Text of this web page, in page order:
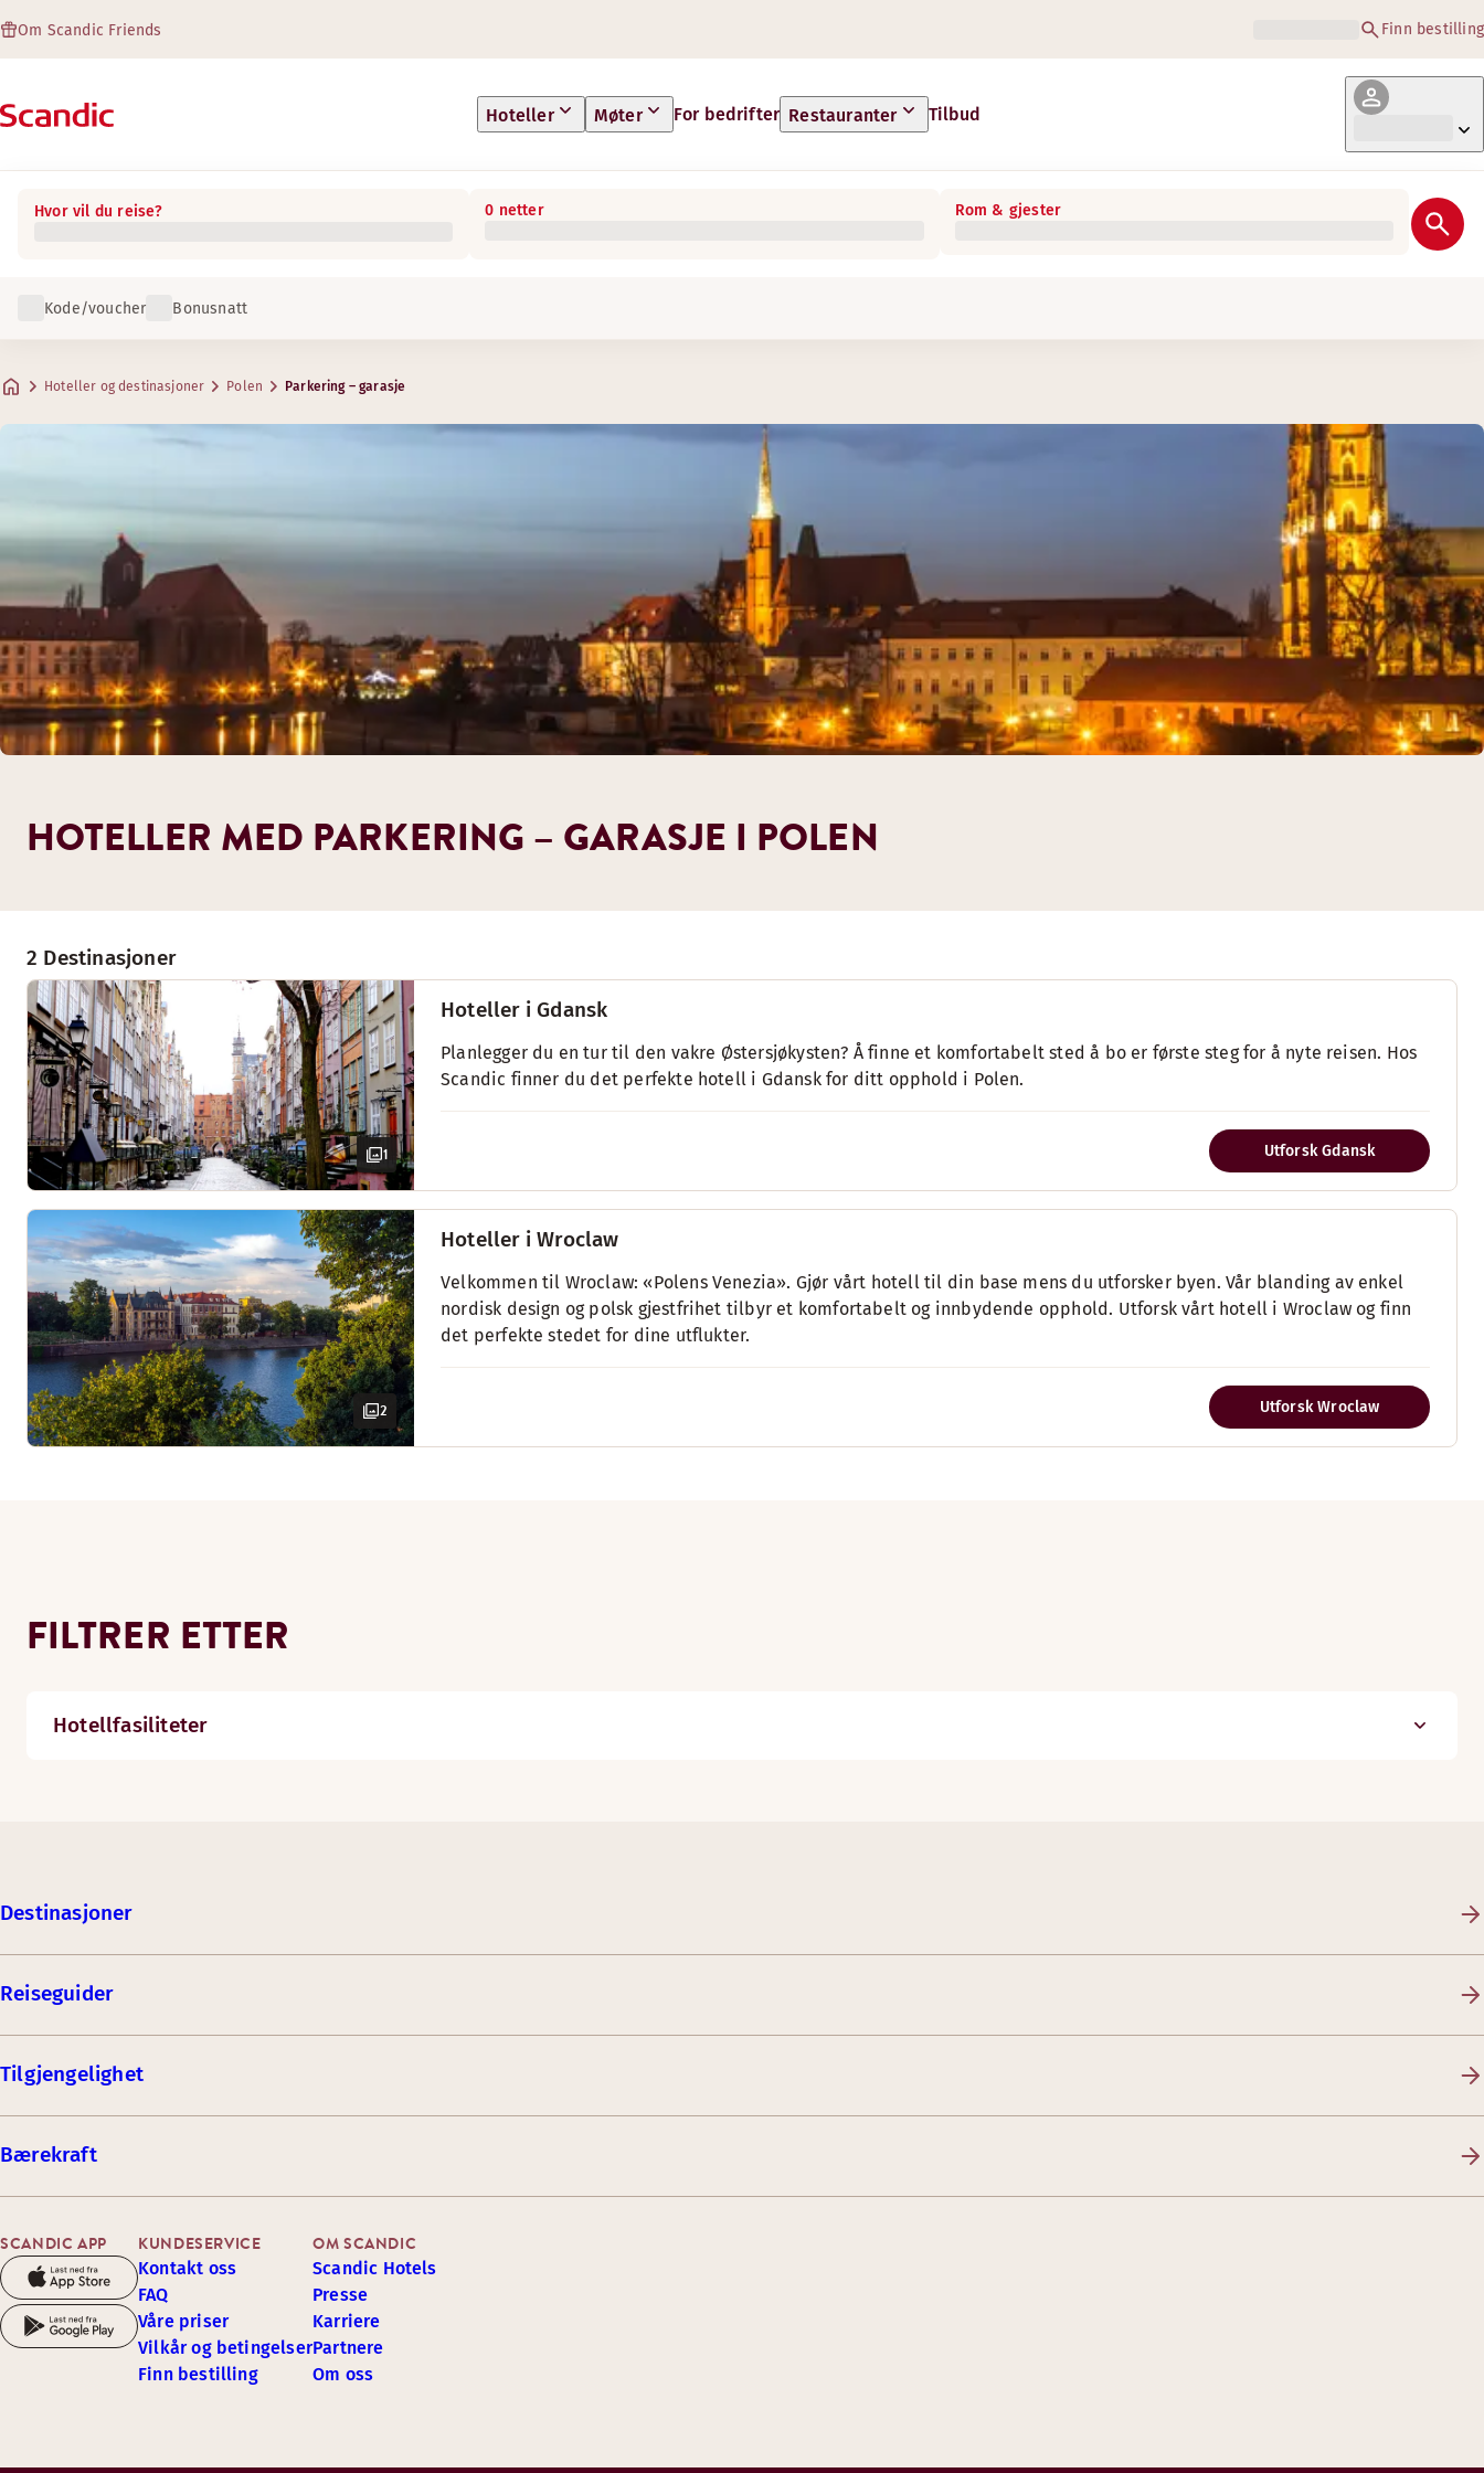
Om Scandic Friends Finn bestilling
Hoteller Møter For bedrifter Restauranter Tilbud
Hvor vil du reise? 0 netter Rom & gjester
Kode/voucher Bonusnatt
Hoteller og destinasjoner Polen Parkering – garasje
2 Destinasjoner
1
Hoteller i Gdansk
Planlegger du en tur til den vakre Østersjøkysten? Å finne et komfortabelt sted å bo er første steg for å nyte reisen. Hos
Scandic finner du det perfekte hotell i Gdansk for ditt opphold i Polen.
Utforsk Gdansk
2
Hoteller i Wroclaw
Velkommen til Wroclaw: «Polens Venezia». Gjør vårt hotell til din base mens du utforsker byen. Vår blanding av enkel
nordisk design og polsk gjestfrihet tilbyr et komfortabelt og innbydende opphold. Utforsk vårt hotell i Wroclaw og finn
det perfekte stedet for dine utflukter.
Utforsk Wroclaw
FILTRER ETTER
Hotellfasiliteter
HOTELLER MED PARKERING – GARASJE I POLEN
Destinasjoner
Reiseguider
Tilgjengelighet
Bærekraft
SCANDIC APP KUNDESERVICE
Kontakt oss
FAQ
Våre priser
Vilkår og betingelser
Finn bestilling
OM SCANDIC
Scandic Hotels
Presse
Karriere
Partnere
Om oss